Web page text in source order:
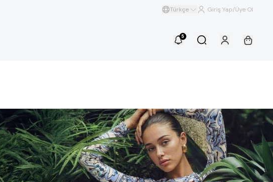
Türkçe Giriş Yap/Üye Ol
5